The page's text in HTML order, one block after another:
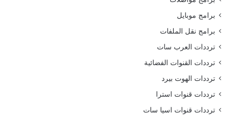
برامج موبايل
برامج نقل الملفات
ترددات العرب سات
ترددات القنوات الفضائية
ترددات الهوت بيرد
ترددات قنوات استرا
ترددات قنوات اسيا سات